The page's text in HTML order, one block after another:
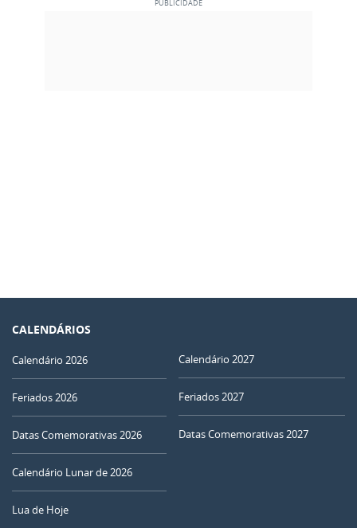
CALENDÁRIOS
Calendário 2026
Feriados 2026
Datas Comemorativas 2026
Calendário Lunar de 2026
Lua de Hoje
Calendário 2027
Feriados 2027
Datas Comemorativas 2027